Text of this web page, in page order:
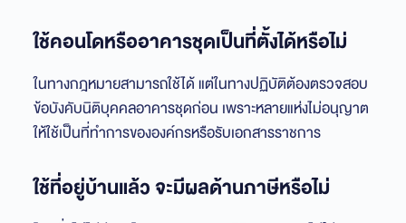
ใช้คอนโดหรืออาคารชุดเป็นที่ตั้งได้หรือไม่
ในทางกฎหมายสามารถใช้ได้ แต่ในทางปฏิบัติต้องตรวจสอบ
ข้อบังคับนิติบุคคลอาคารชุดก่อน เพราะหลายแห่งไม่อนุญาต
ให้ใช้เป็นที่ทำการขององค์กรหรือรับเอกสารราชการ
ใช้ที่อยู่บ้านแล้ว จะมีผลด้านภาษีหรือไม่